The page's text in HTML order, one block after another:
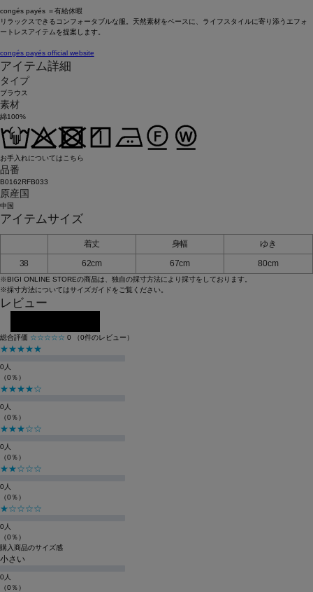
congés payés ＝有給休暇
リラックスできるコンフォータブルな服。天然素材をベースに、ライフスタイルに寄り添うエフォ
ートレスアイテムを提案します。
congés payés official website
アイテム詳細
タイプ
ブラウス
素材
綿100%
お手入れについてはこちら
品番
B0162RFB033
原産国
中国
アイテムサイズ
着丈 身幅
ゆき
38
62cm 67cm 80cm
※BIGI ONLINE STOREの商品は、独自の採寸方法により採寸をしております。
※採寸方法についてはサイズガイドをご覧ください。
レビュー
総合評価 ☆☆☆☆☆ 0 （0件のレビュー）
★★★★★
0人
（0％）
★★★★☆
0人
（0％）
★★★☆☆
0人
（0％）
★★☆☆☆
0人
（0％）
★☆☆☆☆
0人
（0％）
購入商品のサイズ感
小さい
0人
（0％）